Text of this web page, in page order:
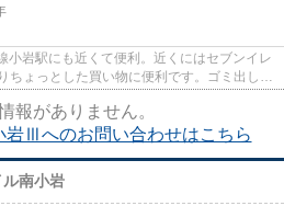
岩駅にも近くて便利。近くにはセブンイレ
ちょっとした買い物に便利です。ゴミ出しを
報がありません。
岩Ⅲへのお問い合わせはこちら
南小岩